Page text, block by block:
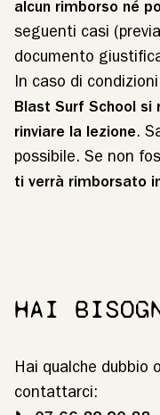
alcun rimborso né
seguenti casi
documento
In caso di
Blast Surf School si
rinviare la lezione.
possibile. Se non
ti verrà rimborsato
HAI
Hai qualche dubbio
contattarci: